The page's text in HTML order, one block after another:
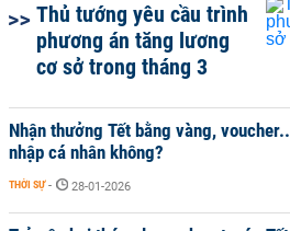
Thủ tướng yêu cầu trình
phương án tăng lương
cơ sở trong tháng 3
Nhận thưởng Tết bằng vàng,
nhập cá nhân không?
THỜI SỰ - 28-01-2026